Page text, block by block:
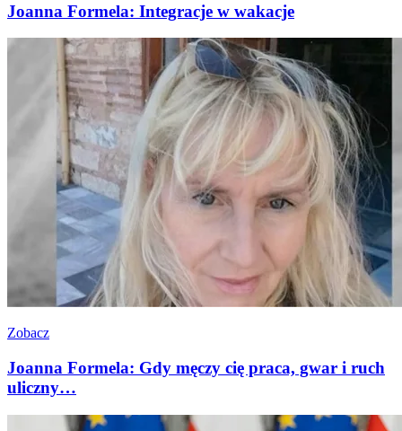
Joanna Formela: Integracje w wakacje
Zobacz
Joanna Formela: Gdy męczy cię praca, gwar i ruch
uliczny…